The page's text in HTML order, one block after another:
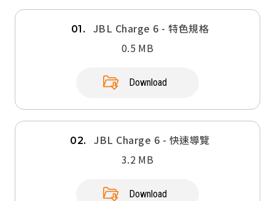
01.
JBL Charge 6 - 特色規格
0.5 MB
Download
02.
JBL Charge 6 - 快速導覽
3.2 MB
Download